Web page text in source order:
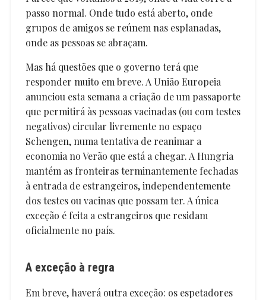
passo normal. Onde tudo está aberto, onde
grupos de amigos se reúnem nas esplanadas,
onde as pessoas se abraçam.
Mas há questões que o governo terá que
responder muito em breve. A União Europeia
anunciou esta semana a criação de um passaporte
que permitirá às pessoas vacinadas (ou com testes
negativos) circular livremente no espaço
Schengen, numa tentativa de reanimar a
economia no Verão que está a chegar. A Hungria
mantém as fronteiras terminantemente fechadas
à entrada de estrangeiros, independentemente
dos testes ou vacinas que possam ter. A única
exceção é feita a estrangeiros que residam
oficialmente no país.
A exceção à regra
Em breve, haverá outra exceção: os espetadores